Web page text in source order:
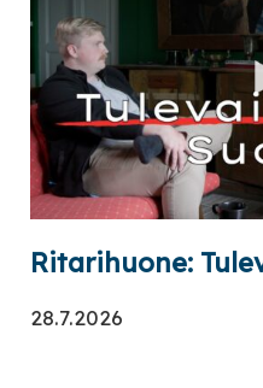
Ritarihuone:
28.7.2026